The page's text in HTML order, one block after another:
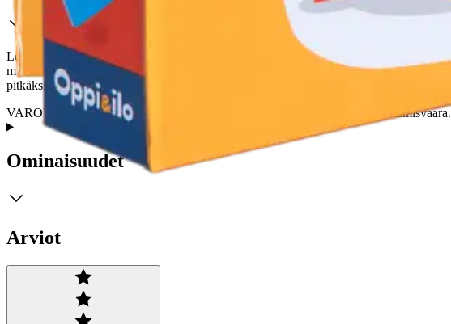
Leikitään kirjaimilla! Iloinen magneettipuuha johdattaa kirjainten ja sanojen
muodostetaan kokonaisia sanoja ja ratkotaan puuttuvia kirjaimia ristikoista. Leikkiä
pitkäksi aikaa.
VAROITUS! Ei sovellu alle 3-vuotiaille lapsille. Sisältää pieniä osia. Tukehtumisvaara.
Ominaisuudet
Arviot